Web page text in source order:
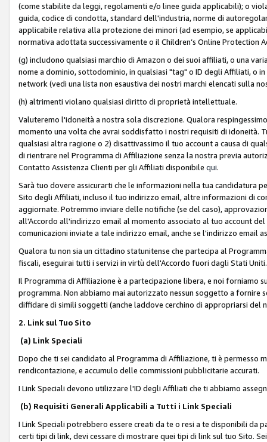
(come stabilite da leggi, regolamenti e/o linee guida applicabili); o
guida, codice di condotta, standard dell'industria, norme di
applicabile relativa alla protezione dei minori (ad esempio, se
normativa adottata successivamente o il Children’s Online Protection
(g) includono qualsiasi marchio di Amazon o dei suoi affiliati, o una
nome a dominio, sottodominio, in qualsiasi "tag" o ID degli Affiliati, o
network (vedi una lista non esaustiva dei nostri marchi elencati sulla
(h) altrimenti violano qualsiasi diritto di proprietà intellettuale.
Valuteremo l'idoneità a nostra sola discrezione. Qualora
momento una volta che avrai soddisfatto i nostri requisiti di idoneità.
qualsiasi altra ragione o 2) disattivassimo il tuo account a causa di
di rientrare nel Programma di Affiliazione senza la nostra previa
Contatto Assistenza Clienti per gli Affiliati disponibile qui.
Sarà tuo dovere assicurarti che le informazioni nella tua candidatura
Sito degli Affiliati, incluso il tuo indirizzo email, altre informazioni di
aggiornate. Potremmo inviare delle notifiche (se del caso),
all'Accordo all'indirizzo email al momento associato al tuo account
comunicazioni inviate a tale indirizzo email, anche se l'indirizzo email
Qualora tu non sia un cittadino statunitense che partecipa al
fiscali, eseguirai tutti i servizi in virtù dell'Accordo fuori dagli Stati
Il Programma di Affiliazione è a partecipazione libera, e noi forniamo
programma. Non abbiamo mai autorizzato nessun soggetto a fornire
diffidare di simili soggetti (anche laddove cerchino di appropriarsi
2. Link sul Tuo Sito
(a) Link Speciali
Dopo che ti sei candidato al Programma di Affiliazione, ti è permesso
rendicontazione, e accumulo delle commissioni pubblicitarie accurati.
I Link Speciali devono utilizzare l'ID degli Affiliati che ti abbiamo
(b) Requisiti Generali Applicabili a Tutti i Link Speciali
I Link Speciali potrebbero essere creati da te o resi a te disponibili
certi tipi di link, devi cessare di mostrare quei tipi di link sul tuo Sito.